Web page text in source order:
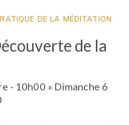
DE LA MÉDITATION
de la
- 10h00 » Dimanche 6